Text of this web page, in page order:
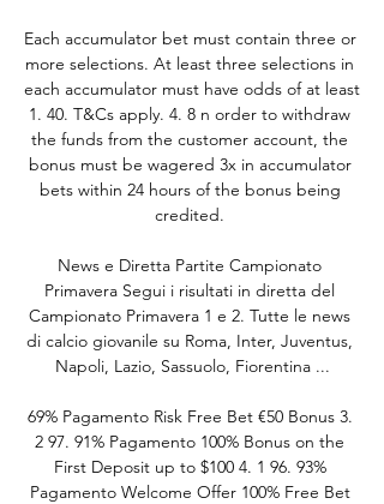
Each accumulator bet must contain three or
more selections. At least three selections in
each accumulator must have odds of at least
1. 40. T&Cs apply. 4. 8 n order to withdraw
the funds from the customer account, the
bonus must be wagered 3x in accumulator
bets within 24 hours of the bonus being
credited.
News e Diretta Partite Campionato
Primavera Segui i risultati in diretta del
Campionato Primavera 1 e 2. Tutte le news
di calcio giovanile su Roma, Inter, Juventus,
Napoli, Lazio, Sassuolo, Fiorentina ...
69% Pagamento Risk Free Bet €50 Bonus 3.
2 97. 91% Pagamento 100% Bonus on the
First Deposit up to $100 4. 1 96. 93%
Pagamento Welcome Offer 100% Free Bet